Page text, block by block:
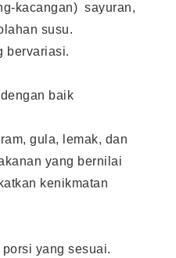
kacangan) sayuran,
susu.
bervariasi.
baik
gula, lemak, dan
yang bernilai
kenikmatan
yang sesuai.